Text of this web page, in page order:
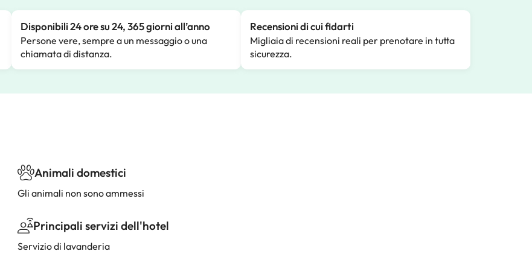
Disponibili 24 ore su 24, 365 giorni all’anno
Persone vere, sempre a un messaggio o una
chiamata di distanza.
Recensioni di cui fidarti
Migliaia di recensioni reali per prenotare in tutta
sicurezza.
Animali domestici
Gli animali non sono ammessi
Principali servizi dell'hotel
Servizio di lavanderia